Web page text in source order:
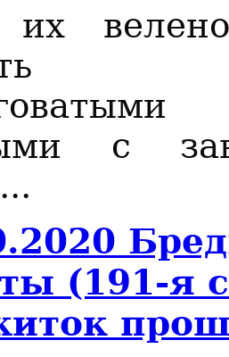
их
с
(191-я